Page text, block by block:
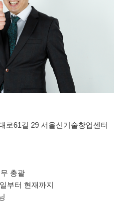
로61길 29 서울신기술창업센터
총괄
부터 현재까지